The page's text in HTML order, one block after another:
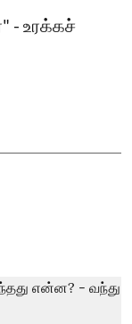
- உரக்கச்